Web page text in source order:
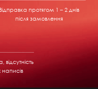
Відправка протягом 1 – 2 днів
після замовлення